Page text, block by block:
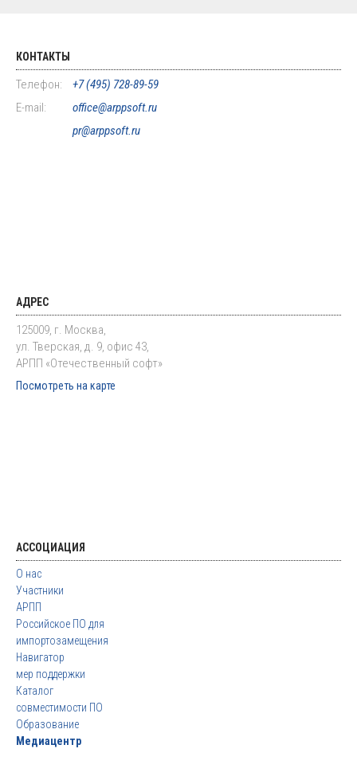
КОНТАКТЫ
Телефон:
+7 (495) 728-89-59
E-mail:
office@arppsoft.ru
pr@arppsoft.ru
АДРЕС
125009, г. Москва,
ул. Тверская, д. 9, офис 43,
АРПП «Отечественный софт»
Посмотреть на карте
АССОЦИАЦИЯ
О нас
Участники
АРПП
Российское ПО для
импортозамещения
Навигатор
мер поддержки
Каталог
совместимости ПО
Образование
Медиацентр